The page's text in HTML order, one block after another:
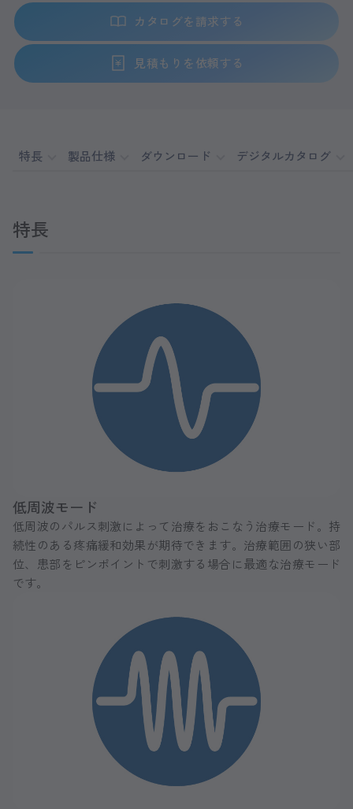
カタログを請求する
見積もりを依頼する
特長 製品仕様 ダウンロード デジタルカタログ
特長
低周波モード
低周波のパルス刺激によって治療をおこなう治療モード。持
続性のある疼痛緩和効果が期待できます。治療範囲の狭い部
位、患部をピンポイントで刺激する場合に最適な治療モード
です。